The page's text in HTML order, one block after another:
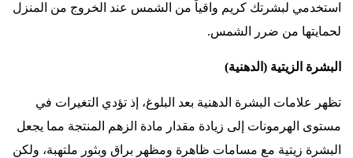
استخدمي لبشرتك كريم واقياً من الشمس عند الخروج من المنزل
لحمايتها من ضرر الشمس.
البشرة الزيتية (الدهنية(
تظهر علامات البشرة الدهنية بعد البلوغ، إذ تؤدي التغيرات في
مستوى الهرمونات إلى زيادة مقدار مادة الزهم المنتجة مما يجعل
البشرة زيتية مع مسامات ظاهرة ومظهر براق وبثور ملتهبة، ولكن